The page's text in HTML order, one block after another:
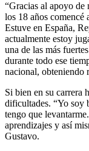
“Gracias al apoyo
los 18 años comencé
Estuve en España,
actualmente estoy
una de las más
durante todo ese
nacional, obteniendo
Si bien en su carrera
dificultades. “Yo soy
tengo que
aprendizajes y así
Gustavo.